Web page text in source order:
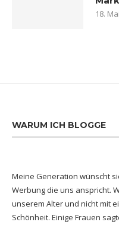
18.
WARUM ICH BLOGGE
Meine Generation wünscht
Werbung die uns anspricht.
unserem Alter und nicht mit
Schönheit. Einige Frauen